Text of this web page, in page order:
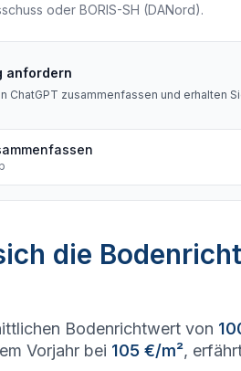
oder BORIS-SH (DANord).
anfordern
ChatGPT zusammenfassen und erhalten
die
Bodenrichtwert von
Vorjahr bei 105 €/m²,